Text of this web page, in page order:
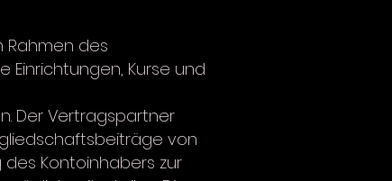
Rahmen des
Kurse und
Der Vertragspartner
von
Kontoinhabers zur